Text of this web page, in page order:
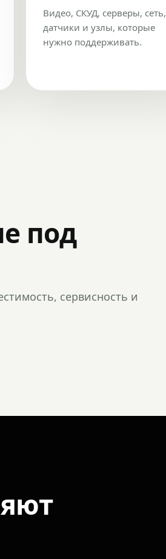
Видео, СКУД, серверы, сеть,
датчики и узлы, которые
нужно поддерживать.
под
сервисность и